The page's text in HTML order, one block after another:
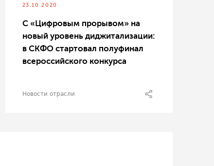
23.10.2020
С «Цифровым прорывом» на
новый уровень диджитализации:
в СКФО стартовал полуфинал
всероссийского конкурса
Новости отрасли